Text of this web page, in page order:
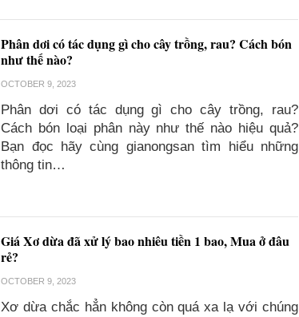
Phân dơi có tác dụng gì cho cây trồng, rau? Cách bón
như thế nào?
OCTOBER 9, 2023
Phân dơi có tác dụng gì cho cây trồng, rau?
Cách bón loại phân này như thế nào hiệu quả?
Bạn đọc hãy cùng gianongsan tìm hiểu những
thông tin…
Giá Xơ dừa đã xử lý bao nhiêu tiền 1 bao, Mua ở đâu
rẻ?
OCTOBER 9, 2023
Xơ dừa chắc hẳn không còn quá xa lạ với chúng